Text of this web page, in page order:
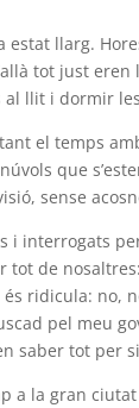
estat llarg.
tot just eren
al llit i dormir
el temps
que
sense
i interrogats
tot de
és ridicula: no,
pel meu
saber tot per
a la gran